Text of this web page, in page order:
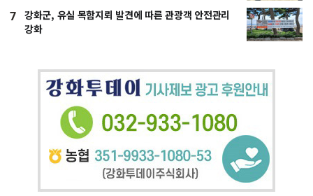
7
강화군, 유실 목함지뢰 발견에 따른 관광객 안전관리
강화